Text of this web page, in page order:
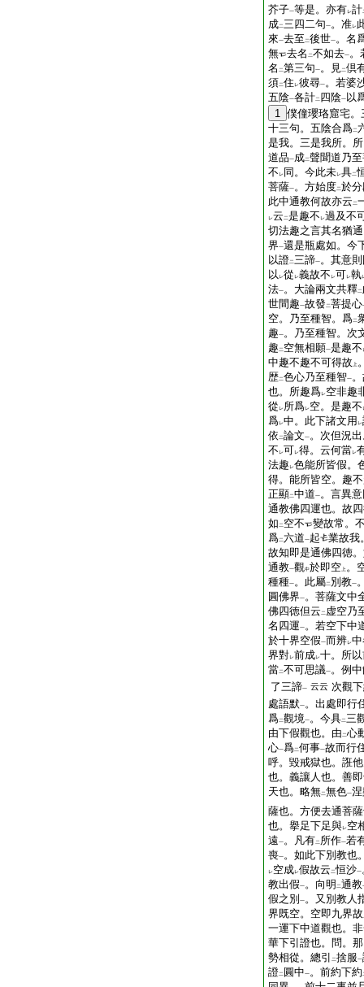
芥子一等是。亦有レ計
成二三四二句一。准レ
來一去至 二後世一。名
無
去名 二不如去一。
名 二第三句一。見二倶
須二住 レ彼尋一。若婆
五陰一各計二 四陰一 以
1 僕僮瓔珞窟宅。
十三句。五陰合爲二
是我。三是我所。
道品一成二聲聞道乃
不 レ 同。今此未レ具二
菩薩一。方始度二於
此中通教何故亦云 二
レ云 二是趣不 レ過及不
切法趣之言其名猶
界一還是瓶處如。今
以證二三諦一。其意
以 レ從 レ義故不 レ可レ執
法一。大論兩文共釋二
世間趣一故發 二菩提心
空。乃至種智。爲二
趣一。乃至種智。次
趣 二 空無相願一是趣不
中趣不趣不可得故 上
歴二色心乃至種智一
也。所趣爲レ空非趣
從 レ所爲レ空。是趣不
爲レ中。此下諸文用 レ
依 二論文一。次但況
不 レ可レ得。云何當レ
法趣 レ色能所皆假。
得。能所皆空。趣
正顯二中道一。言異
通教佛四運也。故
如 二 空不
變故常。
爲二六道一起
業故我
故知即是通佛四徳
通教一觀中於即空 上 。
種種一。此屬二 別教一
圓佛界一。菩薩文中
佛四徳但云 二 虚空乃
名四運一。若空下中
於十界空假一而辨レ
界對レ前成レ十。所
當二不可思議一。例
了三諦一 云云 次觀
處語默一。出處即行
爲二觀境一。今具二三
由下假觀也。由 二心
心一爲二何事一故而行
呼。毀戒獄也。誑
也。義讓人也。善
天也。略無二無色一
薩也。方便去通菩
也。擧足下足與レ空
遠一。凡有二 所作一若
喪一。如此下別教也
レ空成レ假故云 二恒沙一
教出假一。向明 二通教
假之別 一。又別教人
界既空。空即九界
一運下中道觀也。
華下引證也。問。
勢相從。總引
二捨服一
證二 圓中一。前約下約